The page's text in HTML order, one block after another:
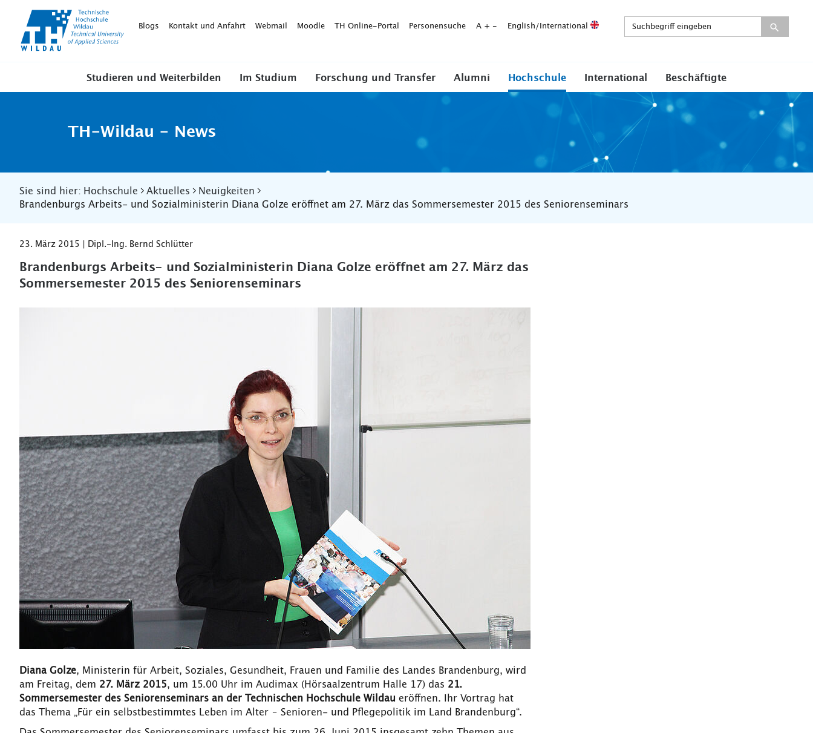
WildauBlogs Kontakt und Anfahrt Webmail Moodle TH Online-Portal Personensuche A + - English/International
Studieren und Weiterbilden Im Studium Forschung und Transfer Alumni Hochschule International Beschäftigte
TH-Wildau - News
Sie sind hier: Hochschule Aktuelles
Neuigkeiten
​Brandenburgs Arbeits- und Sozialministerin Diana Golze eröffnet am 27. März das Sommersemester 2015 des Seniorenseminars
23. März 2015 | Dipl.-Ing. Bernd Schlütter
​Brandenburgs Arbeits- und Sozialministerin Diana Golze eröffnet am 27. März das
Sommersemester 2015 des Seniorenseminars
Diana Golze, Ministerin für Arbeit, Soziales, Gesundheit, Frauen und Familie des Landes Brandenburg, wird
am Freitag, dem 27. März 2015, um 15.00 Uhr im Audimax (Hörsaalzentrum Halle 17) das 21.
Sommersemester des Seniorenseminars an der Technischen Hochschule Wildau eröffnen. Ihr Vortrag hat
das Thema „Für ein selbstbestimmtes Leben im Alter – Senioren- und Pflegepolitik im Land Brandenburg“.